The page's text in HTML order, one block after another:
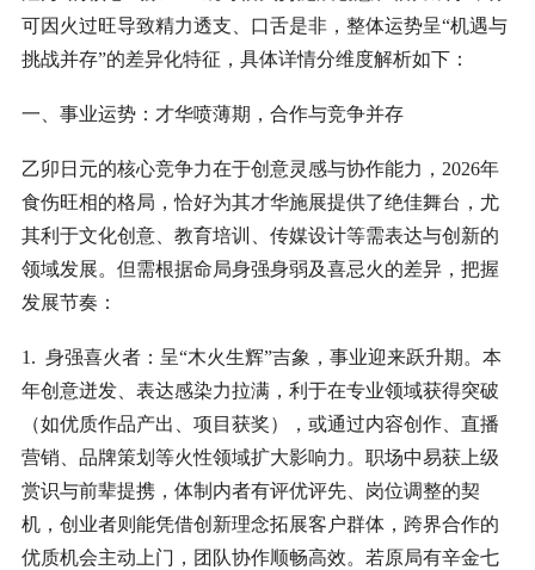
可因火过旺导致精力透支、口舌是非，整体运势呈“机遇与
挑战并存”的差异化特征，具体详情分维度解析如下：
一、事业运势：才华喷薄期，合作与竞争并存
乙卯日元的核心竞争力在于创意灵感与协作能力，2026年
食伤旺相的格局，恰好为其才华施展提供了绝佳舞台，尤
其利于文化创意、教育培训、传媒设计等需表达与创新的
领域发展。但需根据命局身强身弱及喜忌火的差异，把握
发展节奏：
1. 身强喜火者：呈“木火生辉”吉象，事业迎来跃升期。本
年创意迸发、表达感染力拉满，利于在专业领域获得突破
（如优质作品产出、项目获奖），或通过内容创作、直播
营销、品牌策划等火性领域扩大影响力。职场中易获上级
赏识与前辈提携，体制内者有评优评先、岗位调整的契
机，创业者则能凭借创新理念拓展客户群体，跨界合作的
优质机会主动上门，团队协作顺畅高效。若原局有辛金七